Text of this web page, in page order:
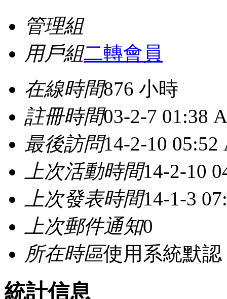
管理組
用戶組二轉會員
在線時間876 小時
註冊時間03-2-7 01:38
最後訪問14-2-10 05:52
上次活動時間14-2-10
上次發表時間14-1-3
上次郵件通知0
所在時區使用系統默認
統計信息